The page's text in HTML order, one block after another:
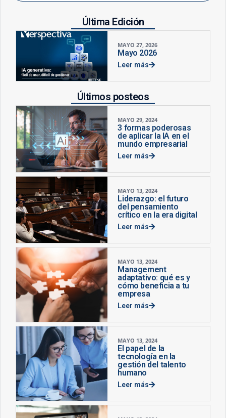
Última Edición
MAYO 27, 2026
Mayo 2026
Leer más
Últimos posteos
MAYO 29, 2024
3 formas poderosas
de aplicar la IA en el
mundo empresarial
Leer más
MAYO 13, 2024
Liderazgo: el futuro
del pensamiento
crítico en la era digital
Leer más
MAYO 13, 2024
Management
adaptativo: qué es y
cómo beneficia a tu
empresa
Leer más
MAYO 13, 2024
El papel de la
tecnología en la
gestión del talento
humano
Leer más